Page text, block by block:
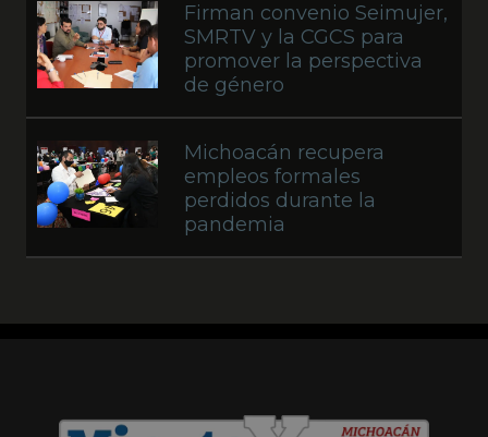
Firman convenio Seimujer,
SMRTV y la CGCS para
promover la perspectiva
de género
Michoacán recupera
empleos formales
perdidos durante la
pandemia